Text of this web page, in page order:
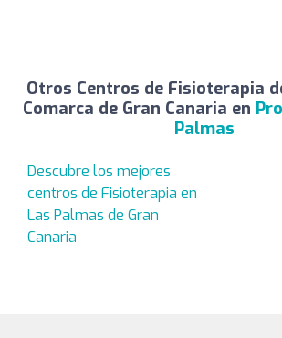
Otros Centros de Fisioterapia
Comarca de Gran Canaria en
Palmas
Descubre los mejores
centros de Fisioterapia en
Las Palmas de Gran
Canaria